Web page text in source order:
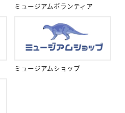
ミュージアムボランティア
ミュージアムショップ